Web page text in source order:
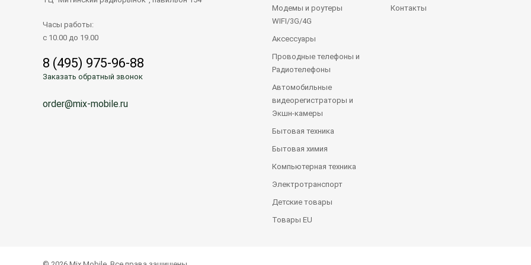
Часы работы:
с 10.00 до 19.00
8 (495) 975-96-88
Заказать обратный звонок
order@mix-mobile.ru
Модемы и роутеры
WIFI/3G/4G
Аксессуары
Проводные телефоны и
Радиотелефоны
Автомобильные
видеорегистраторы и
Экшн-камеры
Бытовая техника
Бытовая химия
Компьютерная техника
Электротранспорт
Детские товары
Товары EU
Контакты